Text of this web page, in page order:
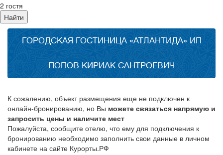
2 гостя
Найти
ГОРОДСКАЯ ГОСТИНИЦА «АТЛАНТИДА» ИП
ПОПОВ КИРИАК САНТРОЕВИЧ
К сожалению, объект размещения еще не подключен к
онлайн-бронированию, но Вы можете связаться напрямую и
запросить цены и наличите мест
Пожалуйста, сообщите отелю, что ему для подключения к
бронированию необходимо заполнить свои данные в личном
кабинете на сайте Курорты.РФ